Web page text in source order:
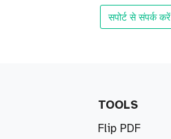
सपोर्ट से संपर्क करें
TOOLS
Flip PDF